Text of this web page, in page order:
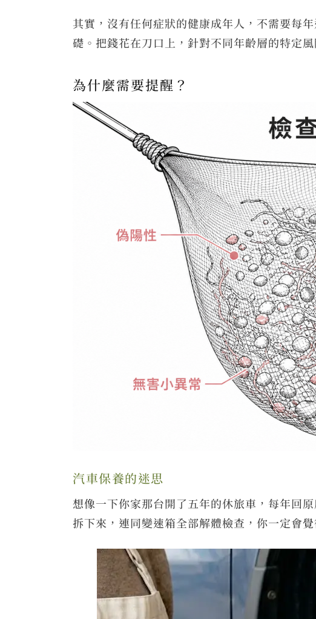
其實，沒有任何症狀的健康成年人，不需要每
礎。把錢花在刀口上，針對不同年齡層的特定
為什麼需要提醒？
汽車保養的迷思
想像一下你家那台開了五年的休旅車，每年回
拆下來，連同變速箱全部解體檢查，你一定會